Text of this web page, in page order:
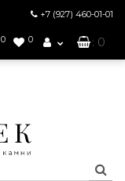
+7 (927) 460-01-01
0 0 : 0